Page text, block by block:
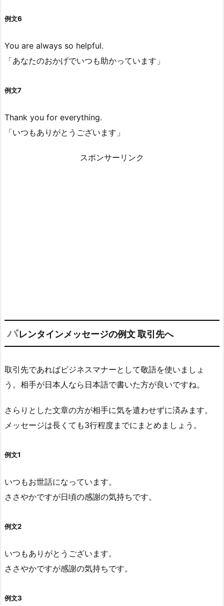
例文6
You are always so helpful.
「あなたのおかげでいつも助かっています」
例文7
Thank you for everything.
「いつもありがとうございます」
スポンサーリンク
バレンタインメッセージの例文 取引先へ
取引先であればビジネスマナーとして敬語を使いましょ
う。相手が日本人なら日本語で書いた方が良いですね。
さらりとした文章の方が相手に気を遣わせずに済みます。
メッセージは長くても3行程度までにまとめましょう。
例文1
いつもお世話になっています。
ささやかですが日頃の感謝の気持ちです。
例文2
いつもありがとうございます。
ささやかですが感謝の気持ちです。
例文3